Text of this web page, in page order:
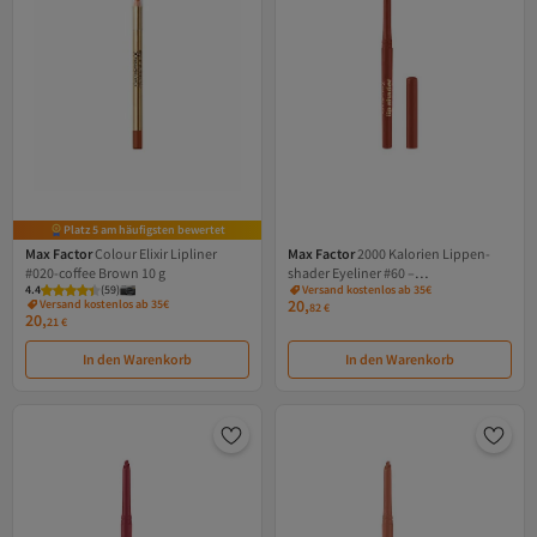
Platz 5 am häufigsten bewertet
Max FactorColour Elixir Lipliner
#020-coffee Brown 10 g
4.4 (59)
Versand kostenlos ab 35€
20,21 €
In den Warenkorb
Max Factor 2000 Kalorien Lippen-
shader Eyeliner #60 –
Kaffeemischung 0,35 ml
Versand kostenlos ab 35€
20,82€
In den Warenkorb